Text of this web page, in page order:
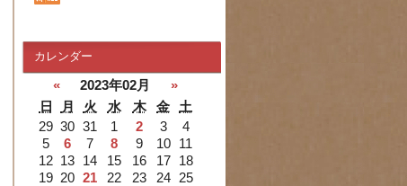
カレンダー
« 2023年02月
»
日
月 火 水 木 金
土
29 30 31 1 2 3
4
5
6 7 8 9 10
11
12 13 14 15 16 17
18
19 20 21 22 23 24
25